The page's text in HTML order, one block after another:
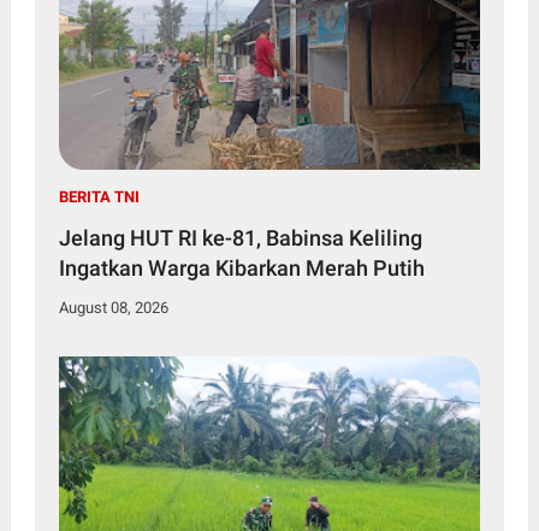
BERITA TNI
Jelang HUT RI ke-81, Babinsa Keliling
Ingatkan Warga Kibarkan Merah Putih
August 08, 2026